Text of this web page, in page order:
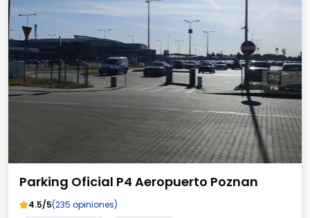
Parking Oficial P4 Aeropuerto Poznan
4.5/5(235 opiniones)